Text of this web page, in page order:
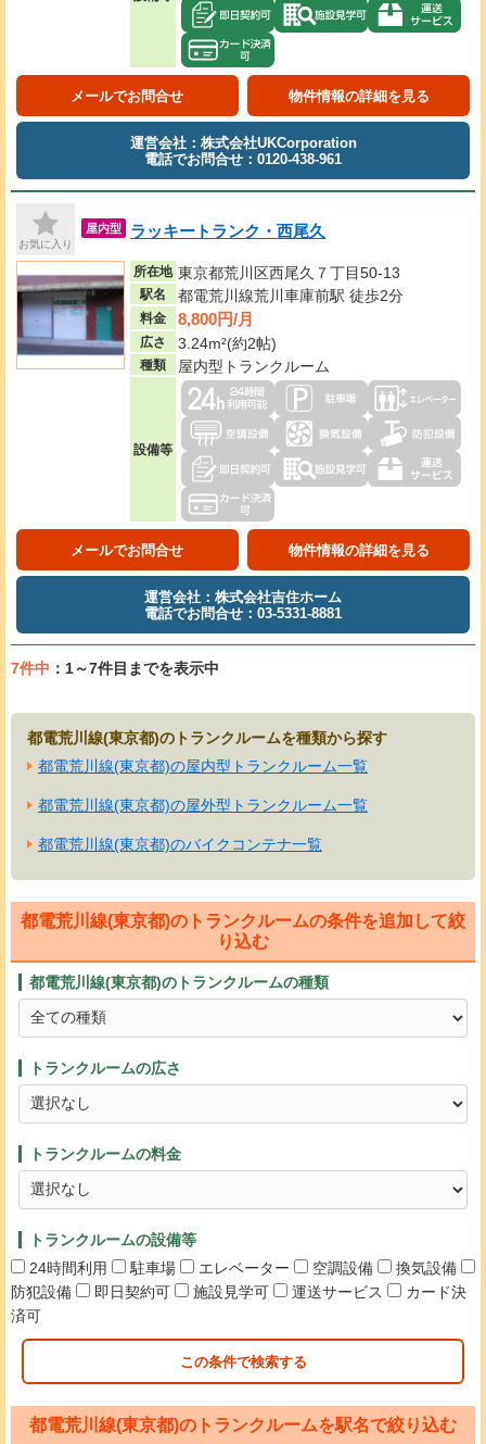
メールでお問合せ 物件情報の詳細を見る
運営会社：株式会社UKCorporation
電話でお問合せ：0120-438-961
お気に入り
屋内型 ラッキートランク・西尾久
所在地 東京都荒川区西尾久７丁目50-13
駅名 都電荒川線荒川車庫前駅 徒歩2分
料金 8,800円/月
広さ 3.24m²(約2帖)
種類 屋内型トランクルーム
設備等
メールでお問合せ 物件情報の詳細を見る
運営会社：株式会社吉住ホーム
電話でお問合せ：03-5331-8881
7件中 ：1～7件目までを表示中
都電荒川線(東京都)のトランクルームを種類から探す
都電荒川線(東京都)の屋内型トランクルーム一覧
都電荒川線(東京都)の屋外型トランクルーム一覧
都電荒川線(東京都)のバイクコンテナ一覧
都電荒川線(東京都)のトランクルームの条件を追加して絞
り込む
都電荒川線(東京都)のトランクルームの種類
トランクルームの広さ
トランクルームの料金
トランクルームの設備等
24時間利用
駐車場 エレベーター 空調設備
換気設備
防犯設備
即日契約可 施設見学可 運送サービス
カード決
済可
この条件で検索する
都電荒川線(東京都)のトランクルームを駅名で絞り込む